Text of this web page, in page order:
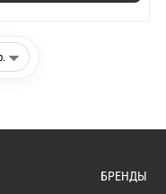
БРЕНДЫ